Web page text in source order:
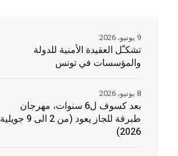
تشكـّل العقيدة الأمنية للدولة
والمؤسسات في تونس
9 يونيو، 2026
بعد كسوف ل6 سنوات، مهرجان
طبرقة للجاز يعود (من 2 الى 9 جويلية
2026)
8 يونيو، 2026